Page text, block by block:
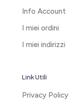
Info Account
I miei ordini
I miei indirizzi
Link Utili
Privacy Policy